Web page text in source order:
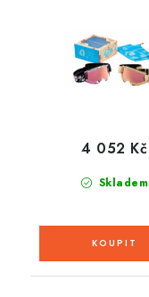
Skladem
4 052 Kč